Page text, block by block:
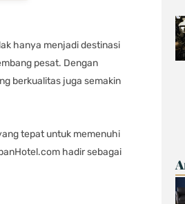
hanya menjadi destinasi
pesat. Dengan
berkualitas juga semakin
tepat untuk memenuhi
hadir sebagai